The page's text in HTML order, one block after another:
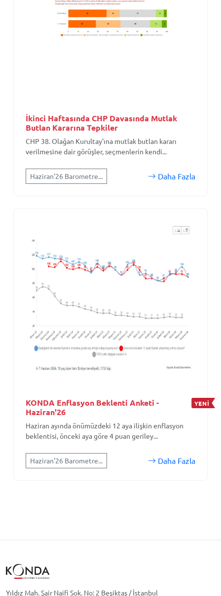
İkinci Haftasında CHP Davasında Mutlak
Butlan Kararına Tepkiler
CHP 38. Olağan Kurultay'ına mutlak butlan kararı
verilmesine dair görüşler, seçmenlerin kendi...
Haziran'26 Barometre... Daha Fazla
KONDA Enflasyon Beklenti Anketi -
Haziran'26
YENİ
Haziran ayında önümüzdeki 12 aya ilişkin enflasyon
beklentisi, önceki aya göre 4 puan geriley...
Haziran'26 Barometre... Daha Fazla
Yıldız Mah. Şair Naifi Sok. No: 2 Beşiktaş / İstanbul